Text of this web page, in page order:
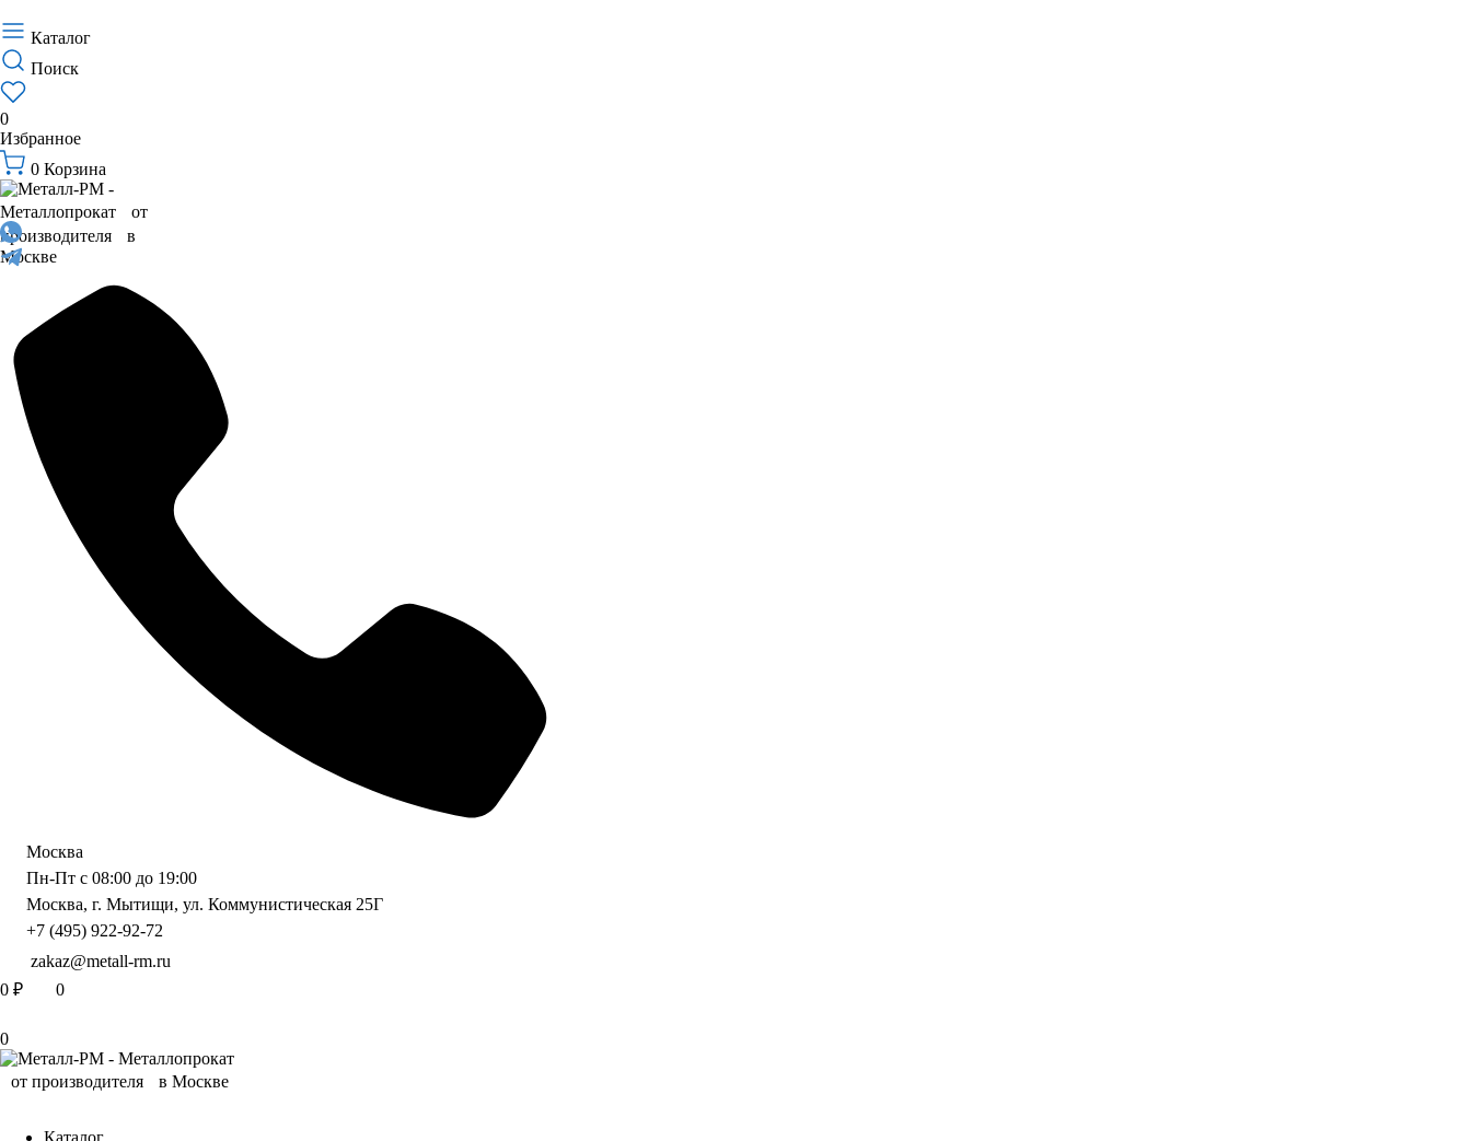
Каталог
Поиск
0
Избранное
0 Корзина
Москва
Пн-Пт с 08:00 до 19:00
Москва, г. Мытищи, ул. Коммунистическая 25Г
+7 (495) 922-92-72
zakaz@metall-rm.ru
0 ₽ 0
0
Каталог